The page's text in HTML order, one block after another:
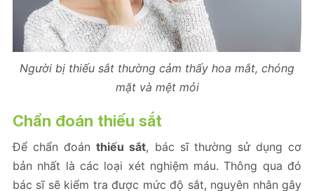
Người bị thiếu sắt thường cảm thấy hoa mắt, chóng
mặt và mệt mỏi
Chẩn đoán thiếu sắt
Để chẩn đoánthiếu sắt, bác sĩ thường sử dụng cơ
bản nhất là các loại xét nghiệm máu. Thông qua đó
bác sĩ sẽ kiểm tra được mức độ sắt, nguyên nhân gây